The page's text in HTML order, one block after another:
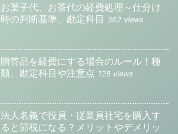
お菓子代、お茶代の経費処理～仕分け
時の判断基準、勘定科目 362 views
贈答品を経費にする場合のルール！種
類、勘定科目や注意点 128 views
法人名義で役員・従業員社宅を購入す
ると節税になる？メリットやデメリッ